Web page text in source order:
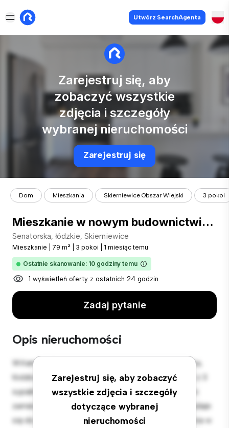
Utwórz SearchAgenta
Zarejestruj się, aby
zobaczyć wszystkie
zdjęcia i szczegóły
wybranej nieruchomości
Zarejestruj się
Dom Mieszkania Skierniewice Obszar Wiejski 3 pokoi
Mieszkanie w nowym budownictwie centrum miasta
Senatorska, łódzkie, Skierniewice
Mieszkanie 79 m² 3 pokoi 1 miesiąc temu
Ostatnie skanowanie: 10 godziny temu
1 wyświetleń oferty z ostatnich 24 godzin
Zadaj pytanie
Opis nieruchomości
Zarejestruj się, aby zobaczyć
wszystkie zdjęcia i szczegóły
dotyczące wybranej
nieruchomości
Witamy w Twojej nowej miejskiej oazie w Senatorska,
łódzkie, Skierniewice! Ten nowoczesny apartament z 3
sypialniami oferuje stylową i przytulną przestrzeń do
zamieszkania. Otwarta koncepcja układu idealnie nadaje
się do rozrywki, a elegancka kuchnia jest wyposażona w